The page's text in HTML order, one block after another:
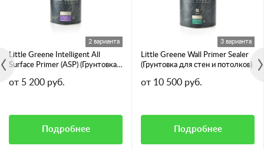
2 варианта
Little Greene Intelligent All
Surface Primer (ASP) (Грунтовка
от 5 200 руб.
Подробнее
3 варианта
Little Greene Wall Primer Sealer
(Грунтовка для стен и потолков)
от 10 500 руб.
Подробнее